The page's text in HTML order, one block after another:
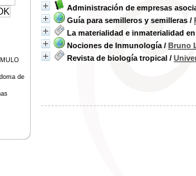
Administración de empresas
Guía para semilleros y semilleras /
La materialidad e inmaterialidad
Nociones de Inmunología / Bruno
Revista de biología tropical /
de